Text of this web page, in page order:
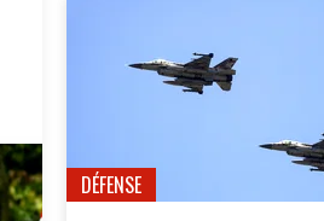
DÉFENSE